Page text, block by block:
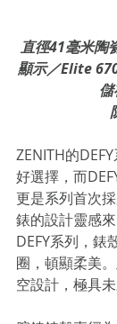
直徑41毫米陶
顯示／Elite
ZENITH的
好選擇，而
更是系列首次
錶的設計靈感
DEFY系列，錶
圈，頓顯柔美
空設計，極具